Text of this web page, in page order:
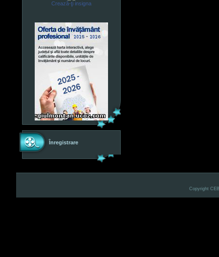
Crează-ţi insigna
Înregistrare
Copyright